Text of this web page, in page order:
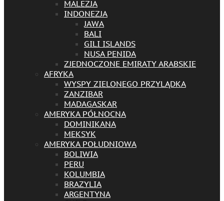
MALEZJA
INDONEZJA
JAWA
BALI
GILI ISLANDS
NUSA PENIDA
ZJEDNOCZONE EMIRATY ARABSKIE
AFRYKA
WYSPY ZIELONEGO PRZYLĄDKA
ZANZIBAR
MADAGASKAR
AMERYKA PÓŁNOCNA
DOMINIKANA
MEKSYK
AMERYKA POŁUDNIOWA
BOLIWIA
PERU
KOLUMBIA
BRAZYLIA
ARGENTYNA